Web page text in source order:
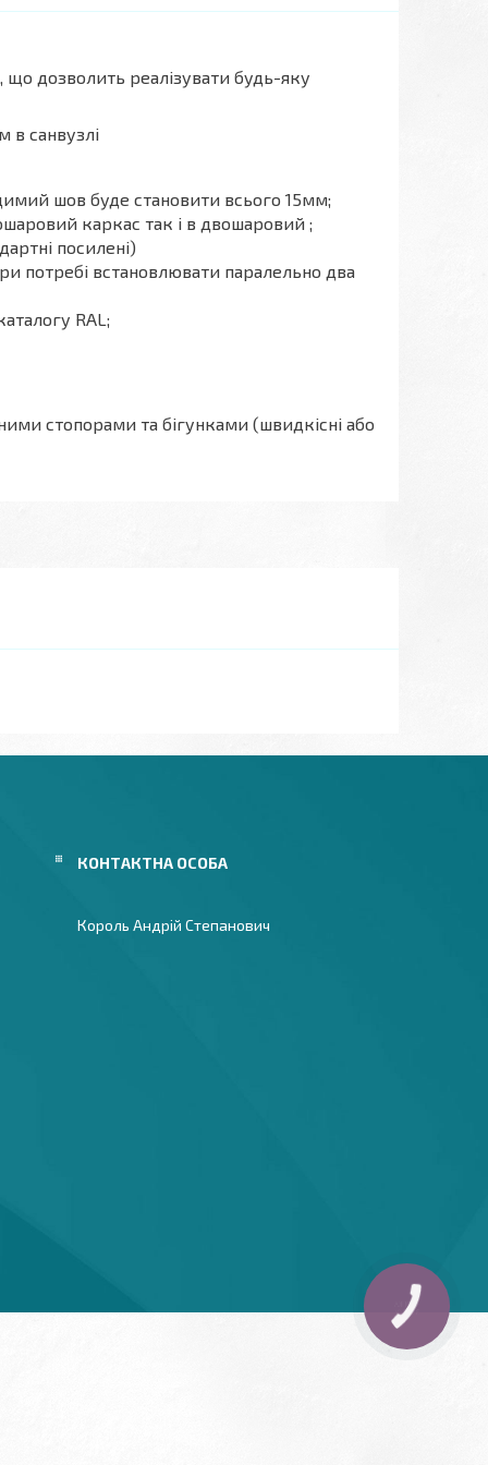
дозволить реалізувати будь-яку
в санвузлі
шов буде становити всього 15мм;
каркас так і в двошаровий ;
посилені)
потребі встановлювати паралельно два
RAL;
стопорами та бігунками (швидкісні або
Король Андрій Степанович